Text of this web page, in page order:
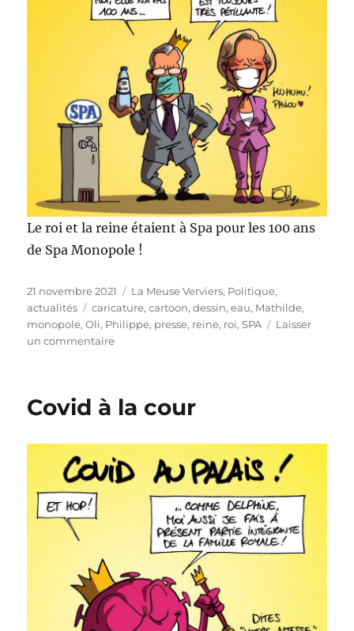
Compostelle
Le roi et la reine étaient à Spa pour les 100 ans
de Spa Monopole !
Publié
le
21 novembre 2021 Catégories
La Meuse Verviers, Politique,
actualités
Étiquettes
caricature,cartoon,dessin,eau, Mathilde,
monopole,Oli, Philippe, presse, reine, roi,SPA
Laisser
un commentairesur
Spa
Covid à la cour